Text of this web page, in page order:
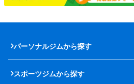
パーソナルジムから探す
スポーツジムから探す